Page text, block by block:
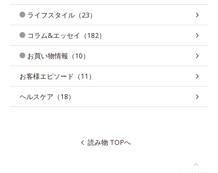
ライフスタイル（23）
コラム&エッセイ（182）
お買い物情報（10）
お客様エピソード（11）
ヘルスケア（18）
読み物 TOPへ